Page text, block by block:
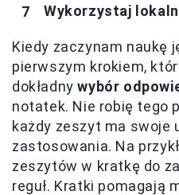
Wykorzystaj
Kiedy zaczynam naukę
pierwszym krokiem,
dokładnywybór
notatek. Nie robię tego
każdy zeszyt ma swoje
zastosowania. Na
zeszytów w kratkę do
reguł. Kratki pomagają